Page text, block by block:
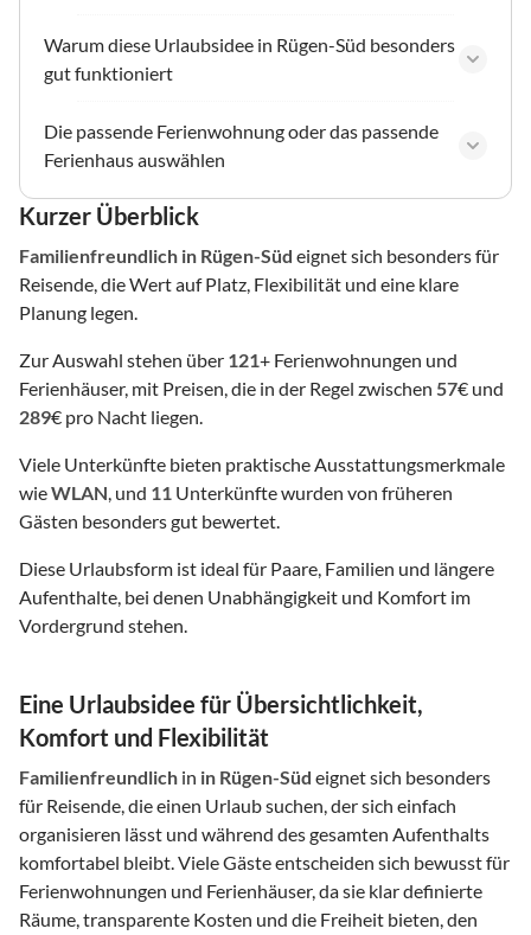
Warum diese Urlaubsidee in Rügen-Süd besonders
gut funktioniert
Die passende Ferienwohnung oder das passende
Ferienhaus auswählen
Kurzer Überblick
Familienfreundlich in Rügen-Süd eignet sich besonders für
Reisende, die Wert auf Platz, Flexibilität und eine klare
Planung legen.
Zur Auswahl stehen über 121+ Ferienwohnungen und
Ferienhäuser, mit Preisen, die in der Regel zwischen 57€ und
289€ pro Nacht liegen.
Viele Unterkünfte bieten praktische Ausstattungsmerkmale
wieWLAN, und 11 Unterkünfte wurden von früheren
Gästen besonders gut bewertet.
Diese Urlaubsform ist ideal für Paare, Familien und längere
Aufenthalte, bei denen Unabhängigkeit und Komfort im
Vordergrund stehen.
Eine Urlaubsidee für Übersichtlichkeit,
Komfort und Flexibilität
Familienfreundlich in in Rügen-Süd eignet sich besonders
für Reisende, die einen Urlaub suchen, der sich einfach
organisieren lässt und während des gesamten Aufenthalts
komfortabel bleibt. Viele Gäste entscheiden sich bewusst für
Ferienwohnungen und Ferienhäuser, da sie klar definierte
Räume, transparente Kosten und die Freiheit bieten, den